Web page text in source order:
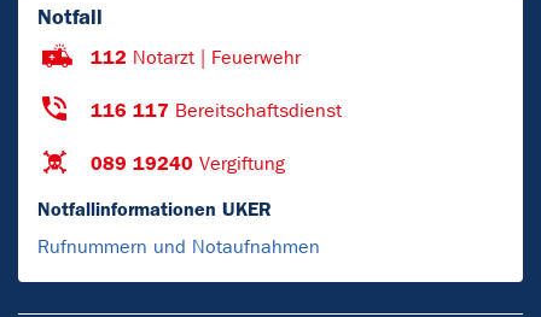
Notfall
112 Notarzt | Feuerwehr
116 117 Bereitschaftsdienst
089 19240 Vergiftung
Notfallinformationen UKER
Rufnummern und Notaufnahmen